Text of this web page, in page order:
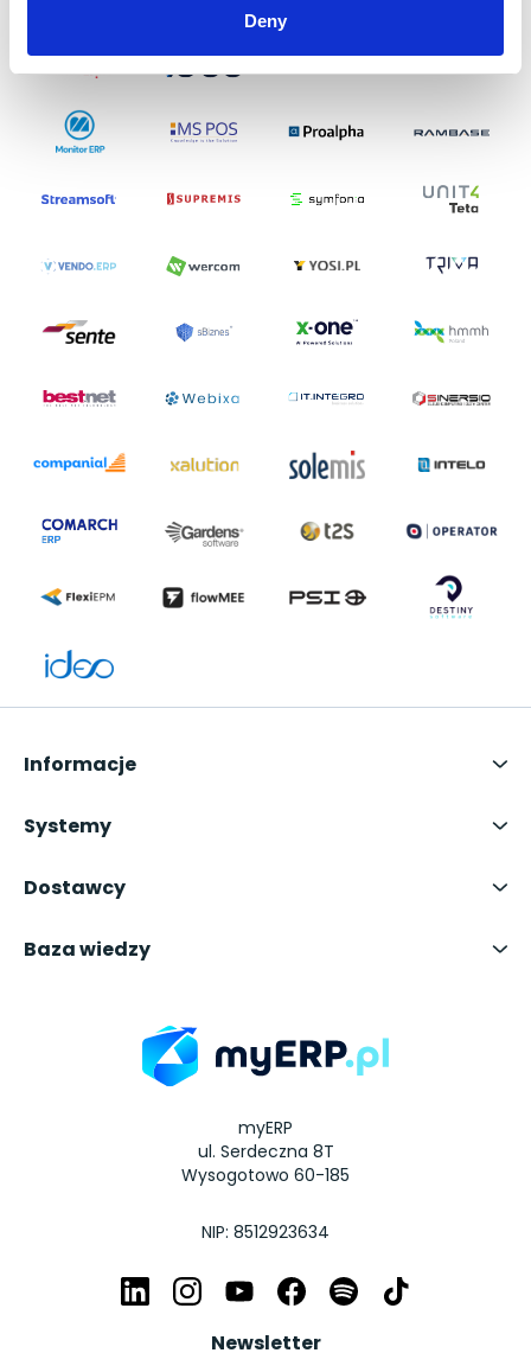
Deny
myERP
ul. Serdeczna 8T
Wysogotowo 60-185
NIP: 8512923634
Informacje
Systemy
Dostawcy
Baza wiedzy
Newsletter